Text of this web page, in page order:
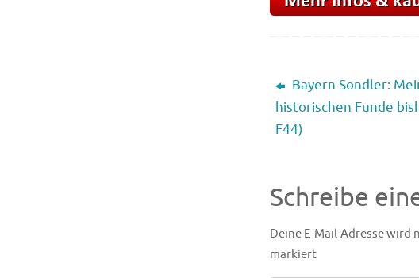
Bayern Sondler:
historischen Funde
F44)
Schreibe
Deine E-Mail-Adresse
markiert